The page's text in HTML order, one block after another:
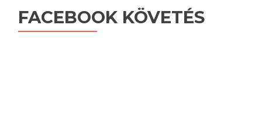
FACEBOOK KÖVETÉS